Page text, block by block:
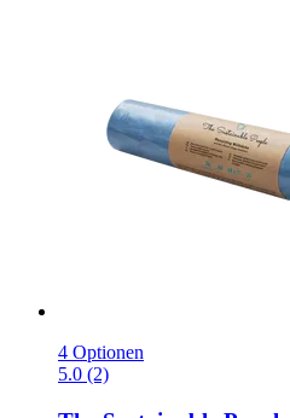
4 Optionen
5.0 (2)